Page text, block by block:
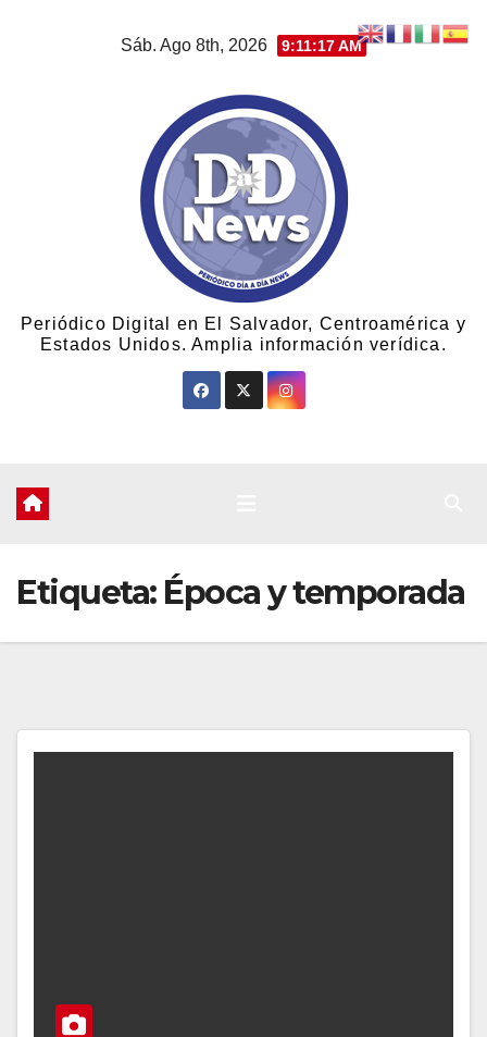
Sáb. Ago 8th, 2026 9:11:17 AM
Periódico Digital en El Salvador, Centroamérica y
Estados Unidos. Amplia información verídica.
Etiqueta: Época y temporada